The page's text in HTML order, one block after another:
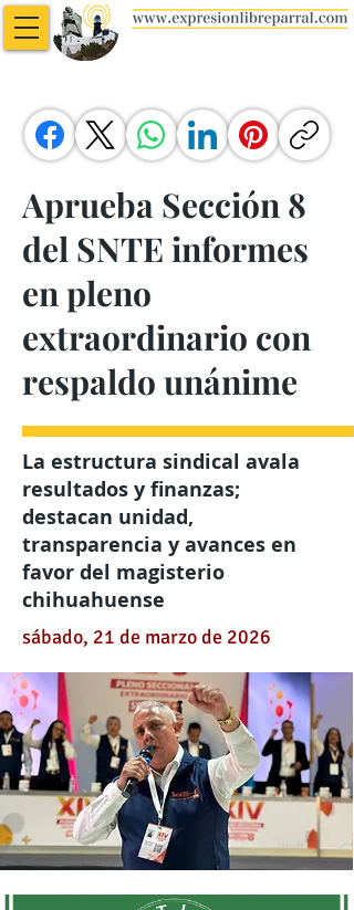
Aprueba Sección 8
del SNTE informes
en pleno
extraordinario con
respaldo unánime
La estructura sindical avala
resultados y finanzas;
destacan unidad,
transparencia y avances en
favor del magisterio
chihuahuense
sábado, 21 de marzo de 2026